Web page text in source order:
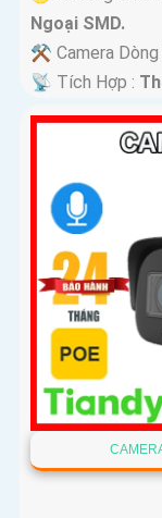
Ngoại SMD.
⚒ Camera Dòng
️📡 Tích Hợp :